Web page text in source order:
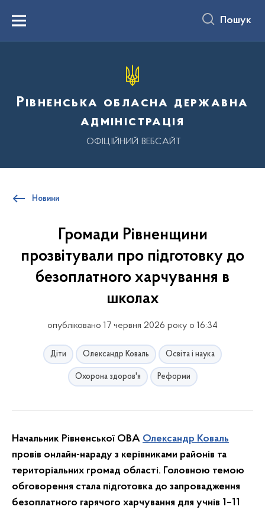
вмістуMenu Пошук
Рівненська обласна державна
адміністрація
ОФІЦІЙНИЙ ВЕБСАЙТ
Новини
Громади Рівненщини
прозвітували про підготовку до
безоплатного харчування в
школах
опубліковано 17 червня 2026 року о 16:34
Діти Олександр Коваль Освіта і наука
Охорона здоров'я Реформи
Начальник Рівненської ОВА Олександр Коваль
провів онлайн-нараду з керівниками районів та
територіальних громад області. Головною темою
обговорення стала підготовка до запровадження
безоплатного гарячого харчування для учнів 1–11